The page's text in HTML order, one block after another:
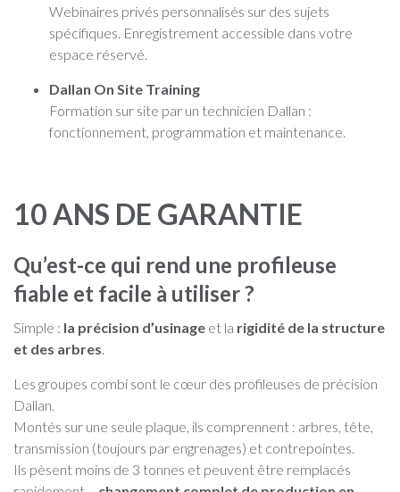
Webinaires privés personnalisés sur des sujets
spécifiques. Enregistrement accessible dans votre
espace réservé.
Dallan On Site Training
Formation sur site par un technicien Dallan :
fonctionnement, programmation et maintenance.
10 ANS DE GARANTIE
Qu’est-ce qui rend une profileuse
fiable et facile à utiliser ?
Simple : la précision d’usinage et la rigidité de la structure
et des arbres.
Les groupes combi sont le cœur des profileuses de précision
Dallan.
Montés sur une seule plaque, ils comprennent : arbres, tête,
transmission (toujours par engrenages) et contrepointes.
Ils pèsent moins de 3 tonnes et peuvent être remplacés